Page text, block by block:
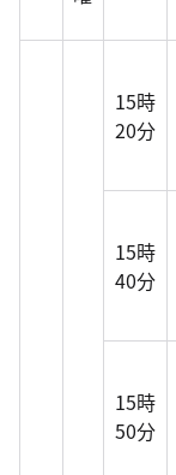
15時
20分
15時
40分
15時
50分